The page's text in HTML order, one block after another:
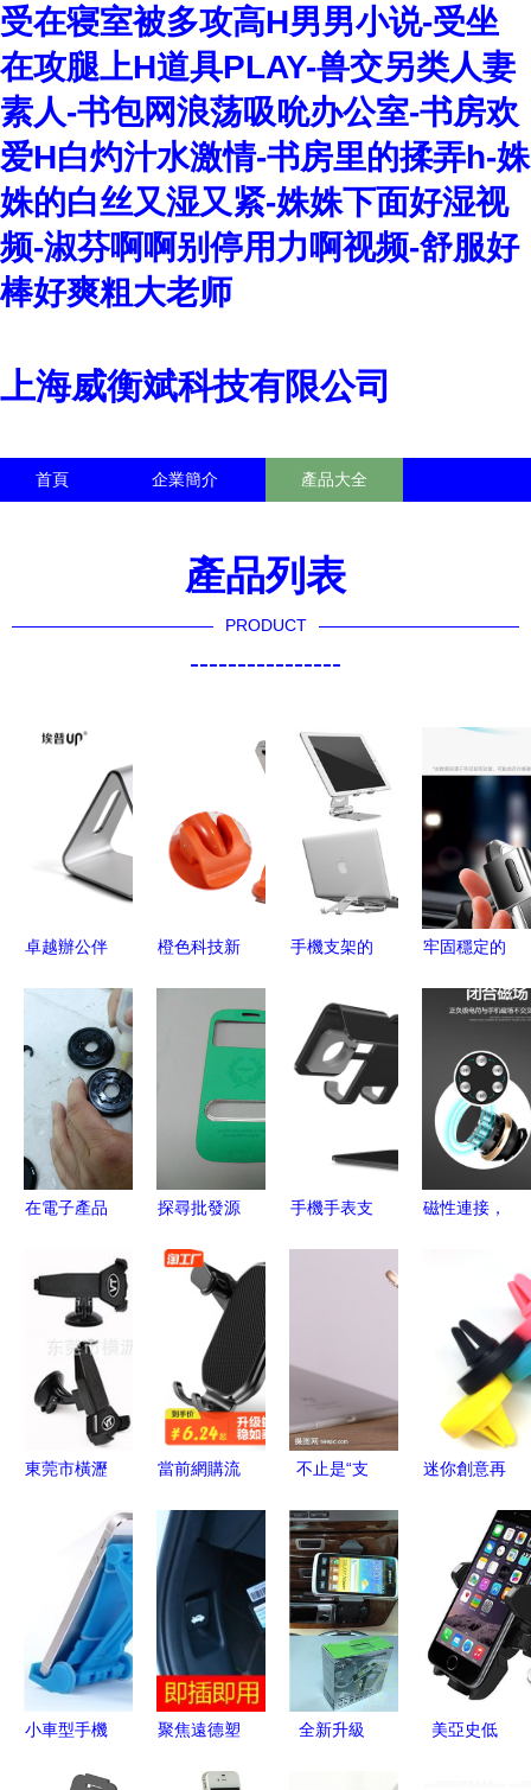
受在寝室被多攻高H男男小说-受坐
在攻腿上H道具PLAY-兽交另类人妻
素人-书包网浪荡吸吮办公室-书房欢
爱H白灼汁水激情-书房里的揉弄h-姝
姝的白丝又湿又紧-姝姝下面好湿视
频-淑芬啊啊别停用力啊视频-舒服好
棒好爽粗大老师
上海威衡斌科技有限公司
首頁 企業簡介 產品大全
產品列表
PRODUCT
----------------
卓越辦公伴
4S金屬鋁
合金桌面手
機支架體驗
評測
橙色科技新
圳市捷凱通
科技弧形小
吸盤支架的
創意設計
手機支架的
從亞馬遜產
品攝影到
3D建模渲
工
牢固穩定的
茲車載手機
支架使用體
驗點評
在電子產品
我與手機支
架的緣分
探尋批發源
Galaxy S3
i9300專用
皮套與手機
支架保護套
如何實現性
價比與穩固
障？
手機手表支
磁性連接，
駕駛更安心
東莞市橫瀝
制品廠 打
造高品質手
機支架的行
業標桿
當前網購流
架產品趨勢
不止是“支
架，小物件
里藏著的痛
點與遠方
迷你創意再
通用車載磁
吸支架GX-
7422帶來
的穩固出行
體驗
小車型手機
聚焦遠德塑
全新升級
美亞史低